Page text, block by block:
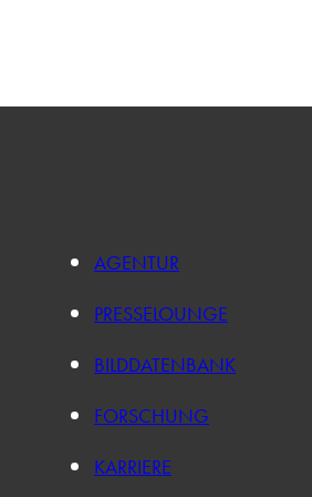
AGENTUR
PRESSELOUNGE
BILDDATENBANK
FORSCHUNG
KARRIERE